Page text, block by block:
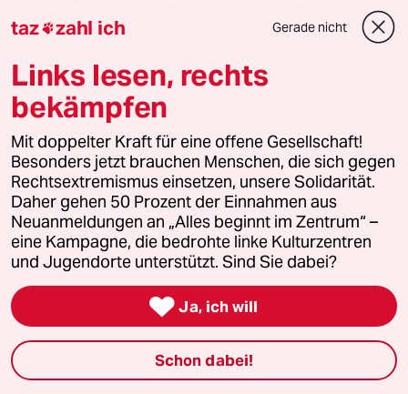
A AmArschderHeide
13.06.2026
@Jalella:
Wen meinen Sie mit Zivilgesellschaft?
Die über 50% die CDU,AFD oder FDP
wählen? Oder die 73-82% die für
mehr Abschiebungen, Verschärfung
der Migrationspolitik und
Anweisungen an den Grenzen sind.?
Strenge Susanne
13.06.2026,07:08 Uhr
Die Idee, Menschen, die sich auf den Weg
machten, um Freiheit und Frieden zu suchen, in
taz zahl ich Gerade nicht
Links lesen, rechts
bekämpfen
Mit doppelter Kraft für eine offene Gesellschaft!
Besonders jetzt brauchen Menschen, die sich gegen
Rechtsextremismus einsetzen, unsere Solidarität.
Daher gehen 50 Prozent der Einnahmen aus
Neuanmeldungen an „Alles beginnt im Zentrum“ –
eine Kampagne, die bedrohte linke Kulturzentren
und Jugendorte unterstützt. Sind Sie dabei?
 Ja, ich will
Schon dabei!